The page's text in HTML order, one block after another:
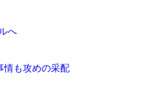
へ
情も攻めの采配